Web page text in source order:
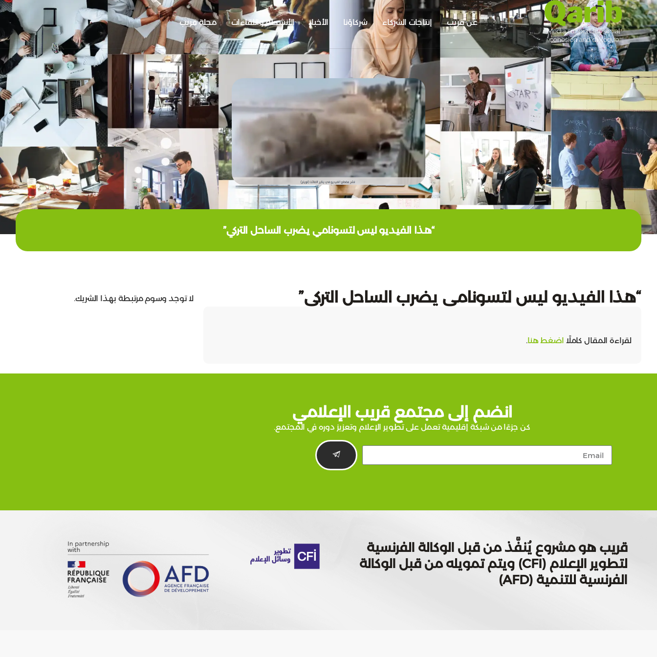
عن قريب إنتاجات الشركاء شركاؤنا الأخبار الأنشطة واللقاءات مجلة قريب
“هذا الفيديو ليس لتسونامي يضرب الساحل التركي”
“هذا الفيديو ليس لتسونامي يضرب الساحل التركي”
لقراءة المقال كاملًا اضغط هنا.
لا توجد وسوم مرتبطة بهذا الشريك.
انضم إلى مجتمع قريب الإعلامي
كن جزءًا من شبكة إقليمية تعمل على تطوير الإعلام وتعزيز دوره في المجتمع.
قريب هو مشروع يُنفَّذ من قبل الوكالة الفرنسية
لتطوير الإعلام (CFI) ويتم تمويله من قبل الوكالة
الفرنسية للتنمية (AFD)